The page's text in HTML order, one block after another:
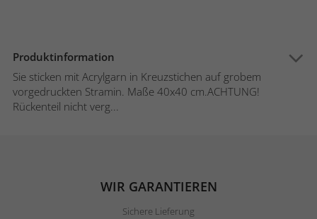
Produktinformation
Sie sticken mit Acrylgarn in Kreuzstichen auf grobem
vorgedruckten Stramin. Maße 40x40 cm.ACHTUNG!
Rückenteil nicht verg...
WIR GARANTIEREN
Sichere Lieferung